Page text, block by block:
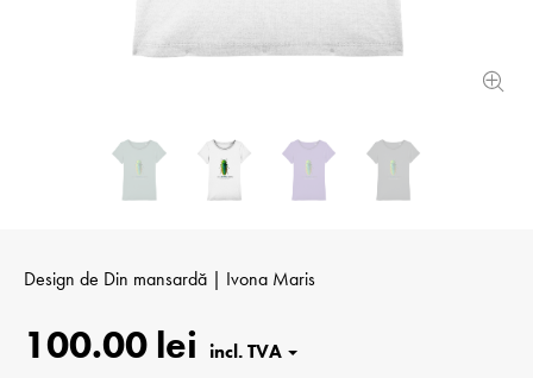
Design de Din mansardă | Ivona Maris
100.00 lei